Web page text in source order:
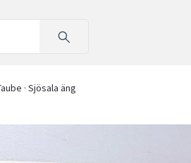
· Sjösala äng